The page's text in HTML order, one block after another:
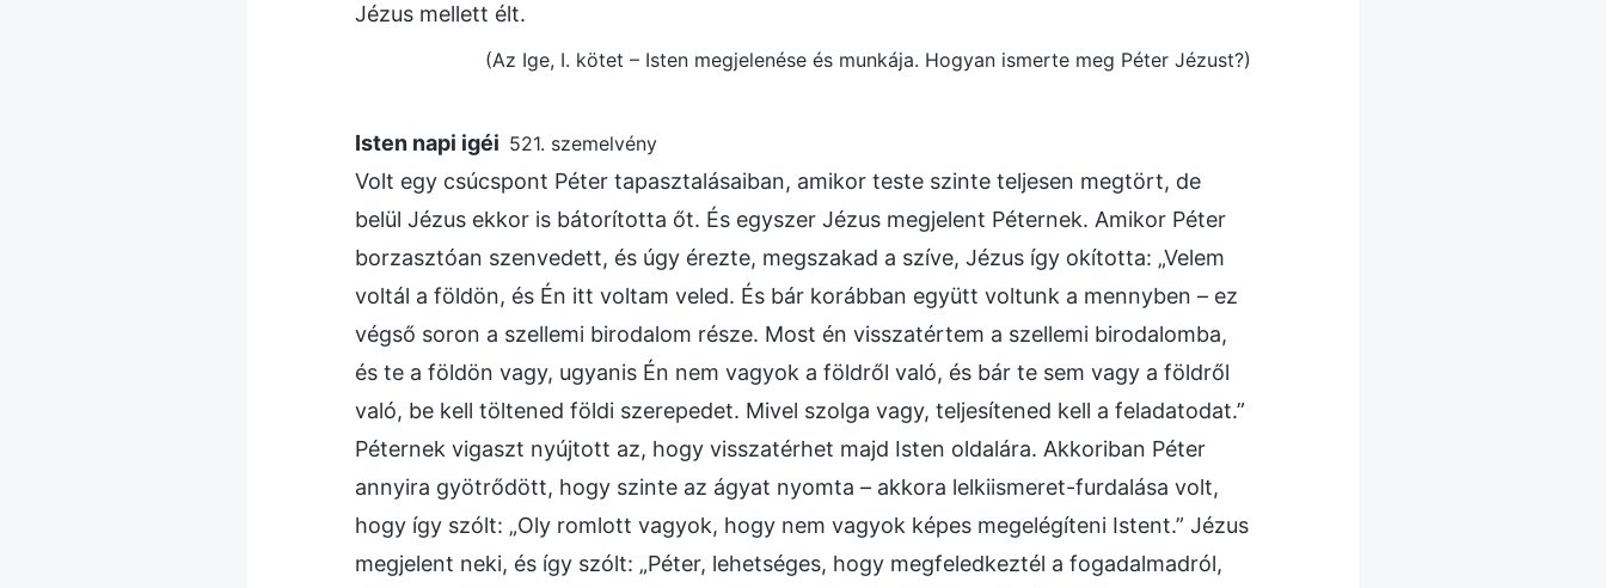
Jézus mellett élt.
(Az Ige, I. kötet – Isten megjelenése és munkája. Hogyan ismerte meg Péter Jézust?)
Isten napi igéi 521. szemelvény
Volt egy csúcspont Péter tapasztalásaiban, amikor teste szinte teljesen megtört, de
belül Jézus ekkor is bátorította őt. És egyszer Jézus megjelent Péternek. Amikor Péter
borzasztóan szenvedett, és úgy érezte, megszakad a szíve, Jézus így okította: „Velem
voltál a földön, és Én itt voltam veled. És bár korábban együtt voltunk a mennyben – ez
végső soron a szellemi birodalom része. Most én visszatértem a szellemi birodalomba,
és te a földön vagy, ugyanis Én nem vagyok a földről való, és bár te sem vagy a földről
való, be kell töltened földi szerepedet. Mivel szolga vagy, teljesítened kell a feladatodat.”
Péternek vigaszt nyújtott az, hogy visszatérhet majd Isten oldalára. Akkoriban Péter
annyira gyötrődött, hogy szinte az ágyat nyomta – akkora lelkiismeret-furdalása volt,
hogy így szólt: „Oly romlott vagyok, hogy nem vagyok képes megelégíteni Istent.” Jézus
megjelent neki, és így szólt: „Péter, lehetséges, hogy megfeledkeztél a fogadalmadról,